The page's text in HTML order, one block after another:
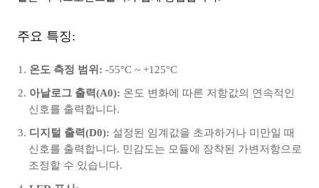
주요 특징:
온도 측정 범위: -55°C ~ +125°C
아날로그 출력(A0): 온도 변화에 따른 저항값의 연속적인
신호를 출력합니다.
디지털 출력(D0): 설정된 임계값을 초과하거나 미만일 때
신호를 출력합니다. 민감도는 모듈에 장착된 가변저항으로
조정할 수 있습니다.